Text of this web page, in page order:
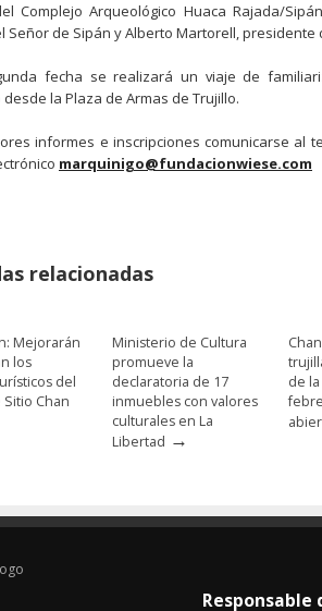
Complejo Arqueológico Huaca Rajada/
Señor de Sipán y Alberto Martorell, presidente
fecha se realizará un viaje de
la Plaza de Armas de Trujillo.
informes e inscripciones comunicarse al
marquinigo@fundacionwiese.com
relacionadas
Mejorarán
los
del
Chan
Ministerio de Cultura
promueve la
declaratoria de 17
inmuebles con valores
culturales en La
Libertad →
de
Responsable